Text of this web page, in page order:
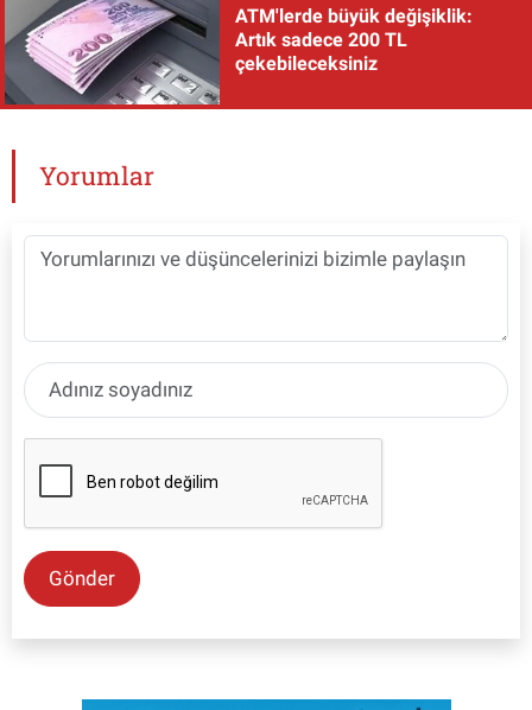
ATM'lerde büyük değişiklik:
Artık sadece 200 TL
çekebileceksiniz
Yorumlar
Gönder